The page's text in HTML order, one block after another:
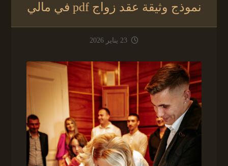
نموذج وثيقة عقد زواج pdf في مالي
23 يناير 2026